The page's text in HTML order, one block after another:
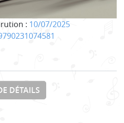
: 10/07/2025
DÉTAILS